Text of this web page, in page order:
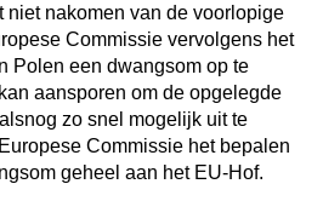
niet nakomen van de voorlopige
Commissie vervolgens het
Polen een dwangsom op te
aansporen om de opgelegde
zo snel mogelijk uit te
Commissie het bepalen
geheel aan het EU-Hof.